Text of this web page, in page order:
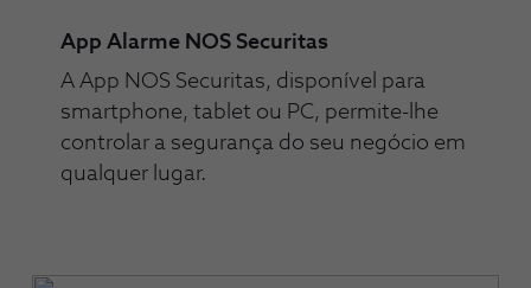
App Alarme NOS Securitas
A App NOS Securitas, disponível para
smartphone, tablet ou PC, permite-lhe
controlar a segurança do seu negócio em
qualquer lugar.